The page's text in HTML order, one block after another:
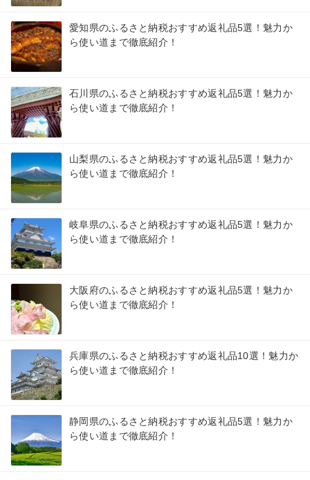
愛知県のふるさと納税おすすめ返礼品5選！魅力か
ら使い道まで徹底紹介！
石川県のふるさと納税おすすめ返礼品5選！魅力か
ら使い道まで徹底紹介！
山梨県のふるさと納税おすすめ返礼品5選！魅力か
ら使い道まで徹底紹介！
岐阜県のふるさと納税おすすめ返礼品5選！魅力か
ら使い道まで徹底紹介！
大阪府のふるさと納税おすすめ返礼品5選！魅力か
ら使い道まで徹底紹介！
兵庫県のふるさと納税おすすめ返礼品10選！魅力か
ら使い道まで徹底紹介！
静岡県のふるさと納税おすすめ返礼品5選！魅力か
ら使い道まで徹底紹介！